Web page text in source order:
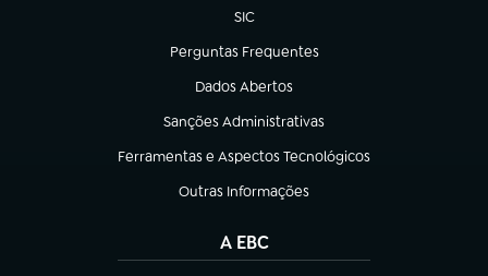
SIC
(abre em nova aba)
Perguntas Frequentes
(abre em nova aba)
Dados Abertos
(abre em nova aba)
Sanções Administrativas
(abre em nova aba)
Ferramentas e Aspectos Tecnológicos
(abre em nova aba)
Outras Informações
(abre em nova aba)
A EBC